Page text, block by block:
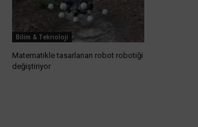
Bilim & Teknoloji
Matematikle tasarlanan robot robotiği
değiştiriyor